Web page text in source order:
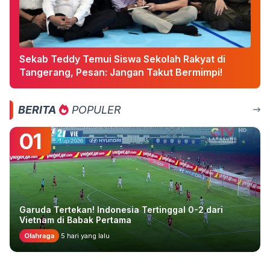
Sekab Teddy Temui Siswa Sekolah Rakyat di
Tangerang, Pesan: Jangan Takut Bermimpi!
BERITA POPULER
01
Garuda Tertekan! Indonesia Tertinggal 0-2 dari
Vietnam di Babak Pertama
Olahraga 5 hari yang lalu